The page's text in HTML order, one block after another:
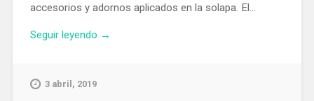
accesorios y adornos aplicados en la solapa. El...
Seguir leyendo →
3 abril, 2019